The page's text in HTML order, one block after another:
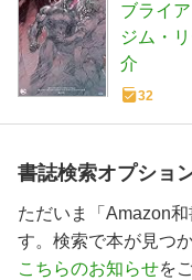
ブライ
ジム・
介
32
書誌検索オプショ
ただいま「Amazon
す。検索で本が見つ
こちらのお知らせを